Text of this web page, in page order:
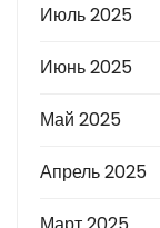
Июль 2025
Июнь 2025
Май 2025
Апрель 2025